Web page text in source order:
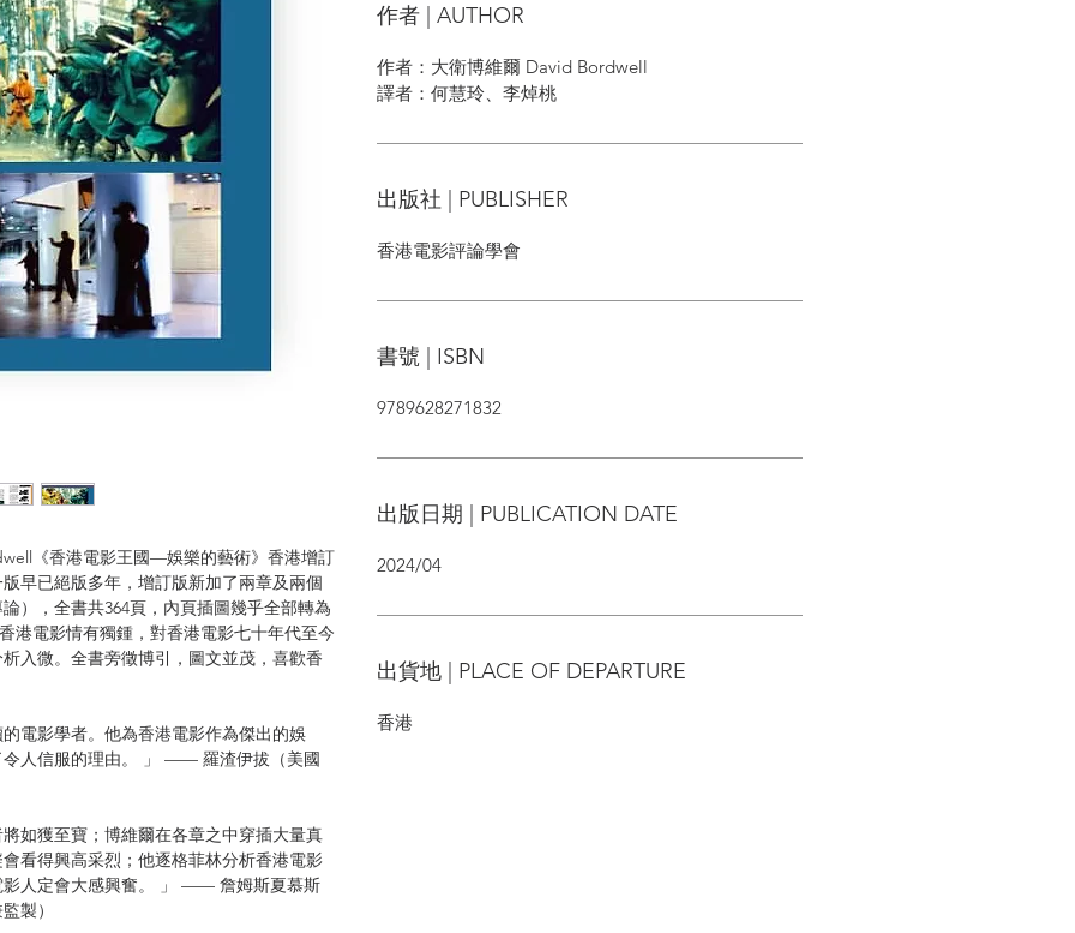
《香港電影王國—娛樂的藝術》香港增訂
早已絕版多年，增訂版新加了兩章及兩個
），全書共364頁，內頁插圖幾乎全部轉為
港電影情有獨鍾，對香港電影七十年代至今
入微。全書旁徵博引，圖文並茂，喜歡香
電影學者。他為香港電影作為傑出的娛
令人信服的理由。 」 —— 羅渣伊拔（美國
如獲至寶；博維爾在各章之中穿插大量真
看得興高采烈；他逐格菲林分析香港電影
影人定會大感興奮。 」 —— 詹姆斯夏慕斯
製）
作者 | AUTHOR
作者：大衛博維爾 David Bordwell
譯者：何慧玲、李焯桃
出版社 | PUBLISHER
香港電影評論學會
書號 | ISBN
9789628271832
出版日期 | PUBLICATION DATE
2024/04
出貨地 | PLACE OF DEPARTURE
香港